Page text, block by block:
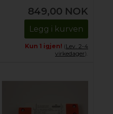
849,00 NOK
Legg i kurven
Kun 1 igjen! (Lev. 2-4
virkedager).